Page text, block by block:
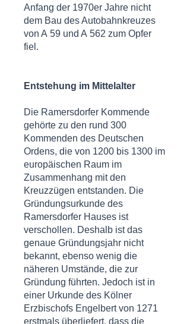
Anfang der 1970er Jahre nicht
dem Bau des Autobahnkreuzes
von A 59 und A 562 zum Opfer
fiel.
Entstehung im Mittelalter
Die Ramersdorfer Kommende
gehörte zu den rund 300
Kommenden des Deutschen
Ordens, die von 1200 bis 1300 im
europäischen Raum im
Zusammenhang mit den
Kreuzzügen entstanden. Die
Gründungsurkunde des
Ramersdorfer Hauses ist
verschollen. Deshalb ist das
genaue Gründungsjahr nicht
bekannt, ebenso wenig die
näheren Umstände, die zur
Gründung führten. Jedoch ist in
einer Urkunde des Kölner
Erzbischofs Engelbert von 1271
erstmals überliefert, dass die